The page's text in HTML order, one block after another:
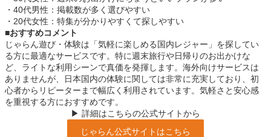
・40代男性：掲載数が多く選びやすい
・20代女性：特集が分かりやすくて探しやすい
■おすすめコメント
じゃらん遊び・体験は「気軽に楽しめる国内レジャー」を探してい
る方に最適なサービスです。特に週末旅行や日帰りのお出かけな
ど、ライトな利用シーンで真価を発揮します。海外向けサービスは
ありませんが、日本国内の体験に関しては非常に充実しており、初
心者からリピーターまで幅広く利用されています。気軽さと安心感
を重視する方におすすめです。
▶ 詳細はこちらの公式サイトから
じゃらん公式サイトはこちら